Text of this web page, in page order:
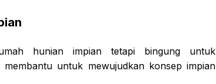
hunian impian tetapi bingung untuk
untuk mewujudkan konsep impian